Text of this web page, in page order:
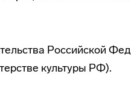
Российской
культуры РФ).